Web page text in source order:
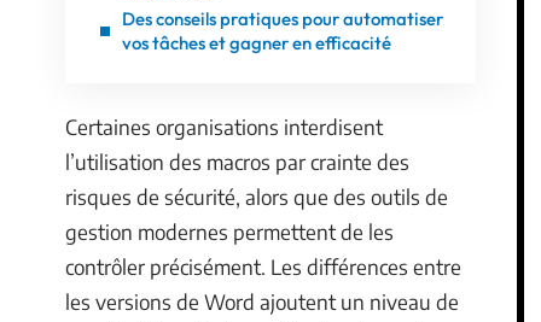
Des conseils pratiques pour automatiser
vos tâches et gagner en efficacité
Certaines organisations interdisent
l’utilisation des macros par crainte des
risques de sécurité, alors que des outils de
gestion modernes permettent de les
contrôler précisément. Les différences entre
les versions de Word ajoutent un niveau de